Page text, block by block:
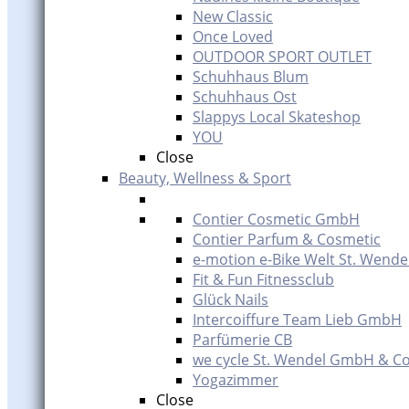
New Classic
Once Loved
OUTDOOR SPORT OUTLET
Schuhhaus Blum
Schuhhaus Ost
Slappys Local Skateshop
YOU
Close
Beauty, Wellness & Sport
Contier Cosmetic GmbH
Contier Parfum & Cosmetic
e-motion e-Bike Welt St.
Fit & Fun Fitnessclub
Glück Nails
Intercoiffure Team Lieb GmbH
Parfümerie CB
we cycle St. Wendel GmbH &
Yogazimmer
Close